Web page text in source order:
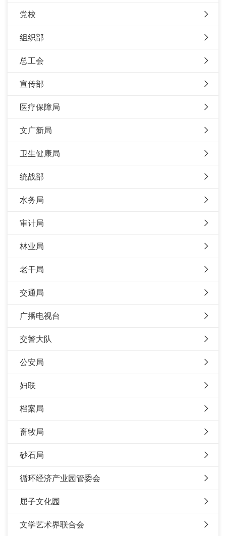
党校
组织部
总工会
宣传部
医疗保障局
文广新局
卫生健康局
统战部
水务局
审计局
林业局
老干局
交通局
广播电视台
交警大队
公安局
妇联
档案局
畜牧局
砂石局
循环经济产业园管委会
屈子文化园
文学艺术界联合会